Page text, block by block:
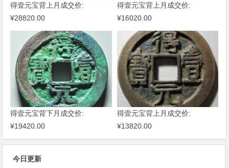
得壹元宝背上月成交价:
¥28820.00
得壹元宝背上月成交价:
¥16020.00
得壹元宝背下月成交价:
¥19420.00
得壹元宝背上月成交价:
¥13820.00
今日更新